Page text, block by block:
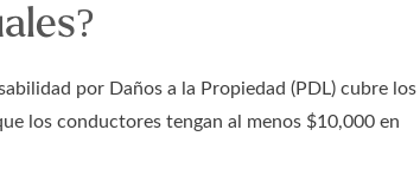
por Daños a la Propiedad (PDL) cubre los
los conductores tengan al menos $10,000 en